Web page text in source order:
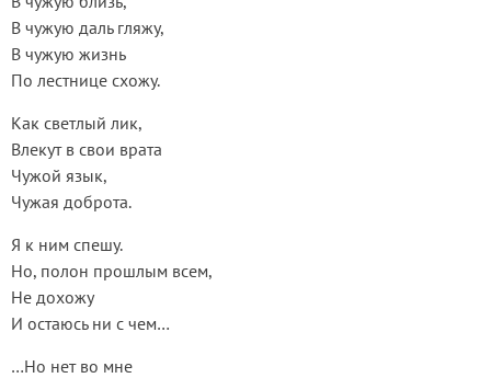
В чужую даль гляжу,
В чужую жизнь
По лестнице схожу.
Как светлый лик,
Влекут в свои врата
Чужой язык,
Чужая доброта.
Я к ним спешу.
Но, полон прошлым всем,
Не дохожу
И остаюсь ни с чем…
…Но нет во мне